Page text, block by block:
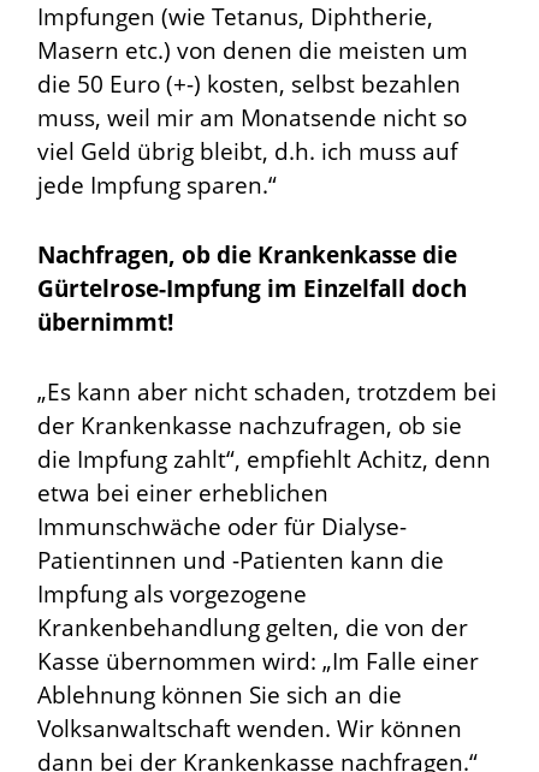
Impfungen (wie Tetanus, Diphtherie,
Masern etc.) von denen die meisten um
die 50 Euro (+-) kosten, selbst bezahlen
muss, weil mir am Monatsende nicht so
viel Geld übrig bleibt, d.h. ich muss auf
jede Impfung sparen.“
Nachfragen, ob die Krankenkasse die
Gürtelrose-Impfung im Einzelfall doch
übernimmt!
„Es kann aber nicht schaden, trotzdem bei
der Krankenkasse nachzufragen, ob sie
die Impfung zahlt“, empfiehlt Achitz, denn
etwa bei einer erheblichen
Immunschwäche oder für Dialyse-
Patientinnen und -Patienten kann die
Impfung als vorgezogene
Krankenbehandlung gelten, die von der
Kasse übernommen wird: „Im Falle einer
Ablehnung können Sie sich an die
Volksanwaltschaft wenden. Wir können
dann bei der Krankenkasse nachfragen.“